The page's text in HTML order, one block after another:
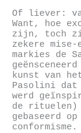
Of liever:
Want, hoe
zijn, toch
zekere mise-
markies de
kunst van
Pasolini dat
werd
de rituelen)
gebaseerd
conformisme.